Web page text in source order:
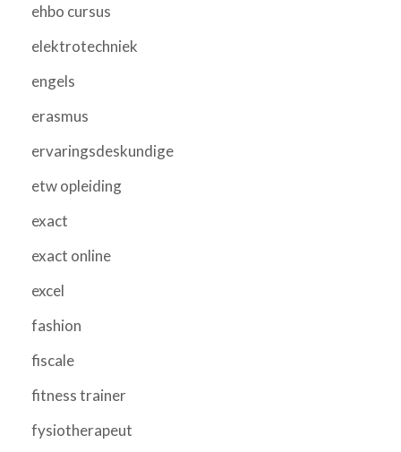
ehbo cursus
elektrotechniek
engels
erasmus
ervaringsdeskundige
etw opleiding
exact
exact online
excel
fashion
fiscale
fitness trainer
fysiotherapeut